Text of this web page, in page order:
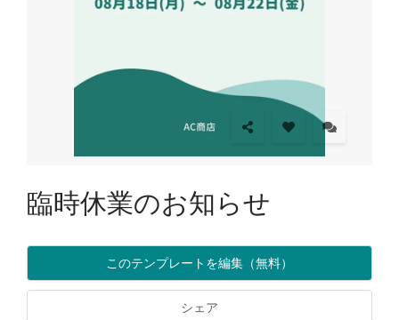
臨時休業のお知らせ
このテンプレートを編集（無料）
シェア